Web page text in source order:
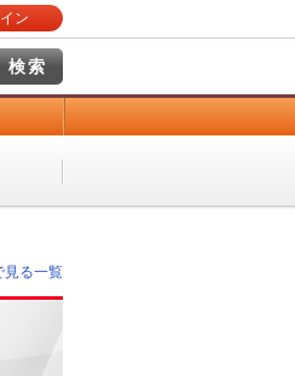
ン
見る一覧